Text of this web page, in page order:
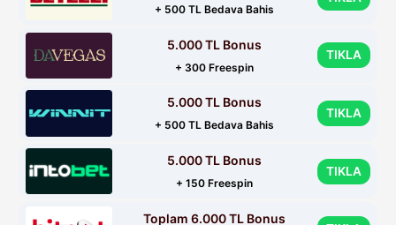
+ 500 TL Bedava Bahis
5.000 TL Bonus
+ 300 Freespin
TIKLA
5.000 TL Bonus
+ 500 TL Bedava Bahis
TIKLA
5.000 TL Bonus
+ 150 Freespin
TIKLA
Toplam 6.000 TL Bonus